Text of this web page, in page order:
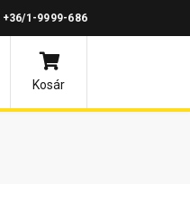
+36/1-9999-686
Kosár